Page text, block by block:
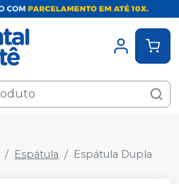
Espátula Espátula Dupla